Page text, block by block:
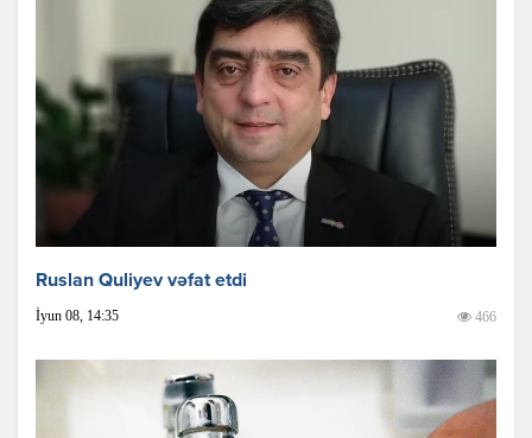
Ruslan Quliyev vəfat etdi
İyun 08, 14:35 466